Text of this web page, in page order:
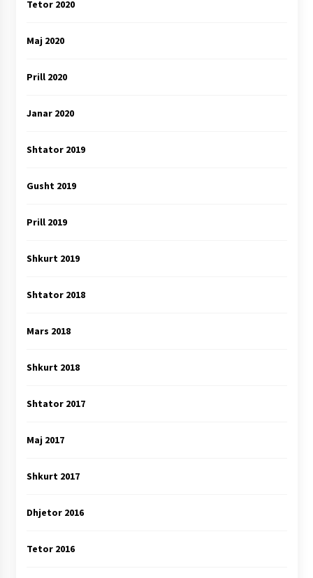
Tetor 2020
Maj 2020
Prill 2020
Janar 2020
Shtator 2019
Gusht 2019
Prill 2019
Shkurt 2019
Shtator 2018
Mars 2018
Shkurt 2018
Shtator 2017
Maj 2017
Shkurt 2017
Dhjetor 2016
Tetor 2016